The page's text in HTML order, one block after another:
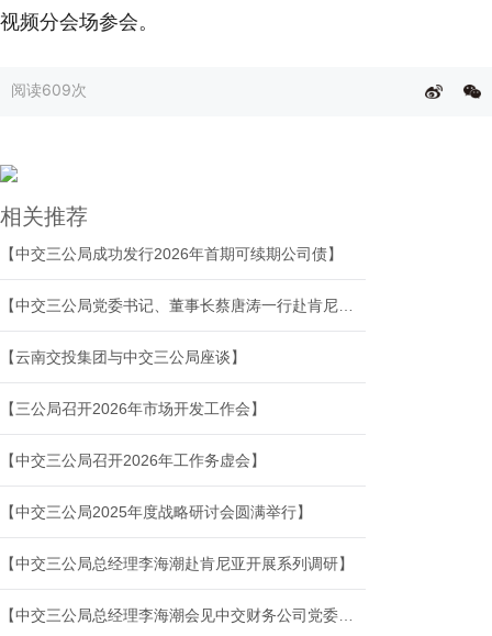
视频分会场参会。
阅读609次
相关推荐
【中交三公局成功发行2026年首期可续期公司债】
【中交三公局党委书记、董事长蔡唐涛一行赴肯尼亚多个项目调研指导工作】
【云南交投集团与中交三公局座谈】
【三公局召开2026年市场开发工作会】
【中交三公局召开2026年工作务虚会】
【中交三公局2025年度战略研讨会圆满举行】
【中交三公局总经理李海潮赴肯尼亚开展系列调研】
【中交三公局总经理李海潮会见中交财务公司党委书记、副董事长李金明一行】